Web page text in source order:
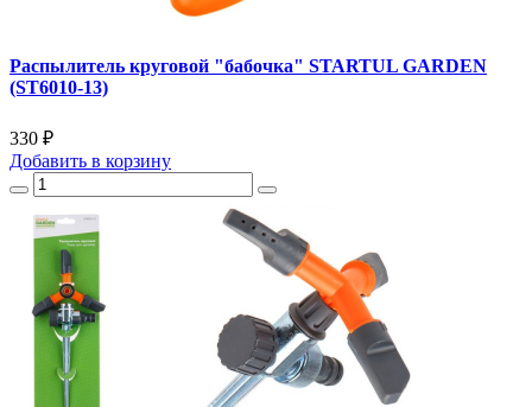
Распылитель круговой "бабочка" STARTUL GARDEN
(ST6010-13)
330 ₽
Добавить в корзину